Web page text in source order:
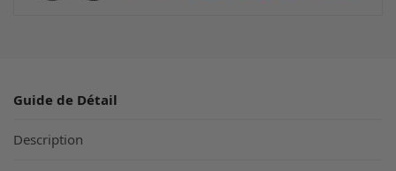
Guide de Détail
Description